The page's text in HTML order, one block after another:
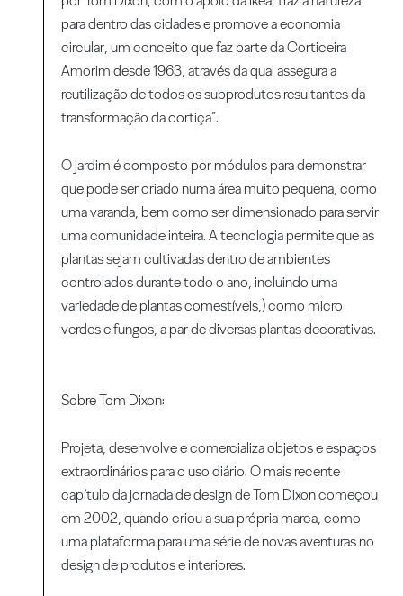
para dentro das cidades e promove a economia
circular, um conceito que faz parte da Corticeira
Amorim desde 1963, através da qual assegura a
reutilização de todos os subprodutos resultantes da
transformação da cortiça”.
O jardim é composto por módulos para demonstrar
que pode ser criado numa área muito pequena, como
uma varanda, bem como ser dimensionado para servir
uma comunidade inteira. A tecnologia permite que as
plantas sejam cultivadas dentro de ambientes
controlados durante todo o ano, incluindo uma
variedade de plantas comestíveis,) como micro
verdes e fungos, a par de diversas plantas decorativas.
Sobre Tom Dixon:
Projeta, desenvolve e comercializa objetos e espaços
extraordinários para o uso diário. O mais recente
capítulo da jornada de design de Tom Dixon começou
em 2002, quando criou a sua própria marca, como
uma plataforma para uma série de novas aventuras no
design de produtos e interiores.